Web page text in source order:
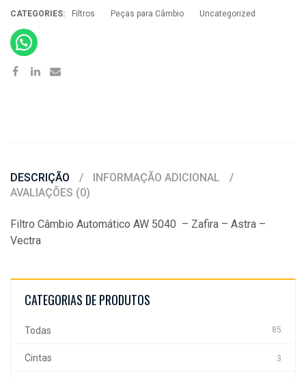
TO
CATEGORIES: Filtros Peças para Câmbio Uncategorized
DESCRIÇÃO
INFORMAÇÃO ADICIONAL
AVALIAÇÕES (0)
Filtro Câmbio Automático AW 5040 – Zafira – Astra –
Vectra
CATEGORIAS DE PRODUTOS
Todas 85
Cintas 3